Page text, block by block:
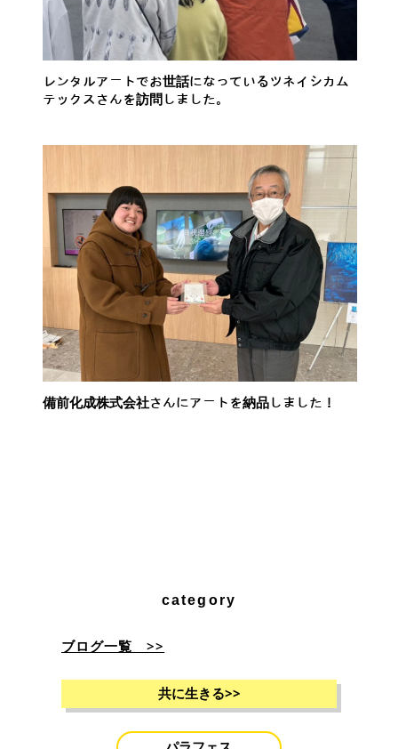
レンタルアートでお世話になっているツネイシカム
テックスさんを訪問しました。
備前化成株式会社さんにアートを納品しました！
category
ブログ一覧 >>
共に生きる>>